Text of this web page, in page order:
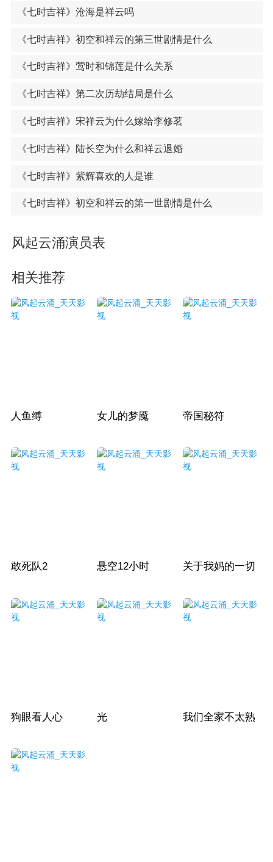
《七时吉祥》沧海是祥云吗
《七时吉祥》初空和祥云的第三世剧情是什么
《七时吉祥》莺时和锦莲是什么关系
《七时吉祥》第二次历劫结局是什么
《七时吉祥》宋祥云为什么嫁给李修茗
《七时吉祥》陆长空为什么和祥云退婚
《七时吉祥》紫辉喜欢的人是谁
《七时吉祥》初空和祥云的第一世剧情是什么
风起云涌演员表
相关推荐
人鱼缚 女儿的梦魇 帝国秘符
敢死队2 悬空12小时 关于我妈的一切
狗眼看人心 光 我们全家不太熟